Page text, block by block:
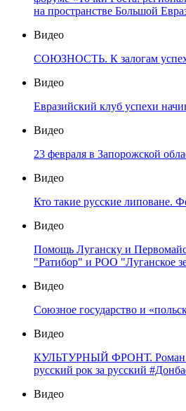
на пространстве Большой
Видео
СОЮЗНОСТЬ. К залогам
Видео
Евразийский клуб успехи
Видео
23 февраля в Запорожской
Видео
Кто такие русские липоване.
Видео
Помощь Луганску и
"Ратибор" и РОО "Луганское
Видео
Союзное государство и
Видео
КУЛЬТУРНЫЙ ФРОНТ. Роман
русский рок за русский
Видео